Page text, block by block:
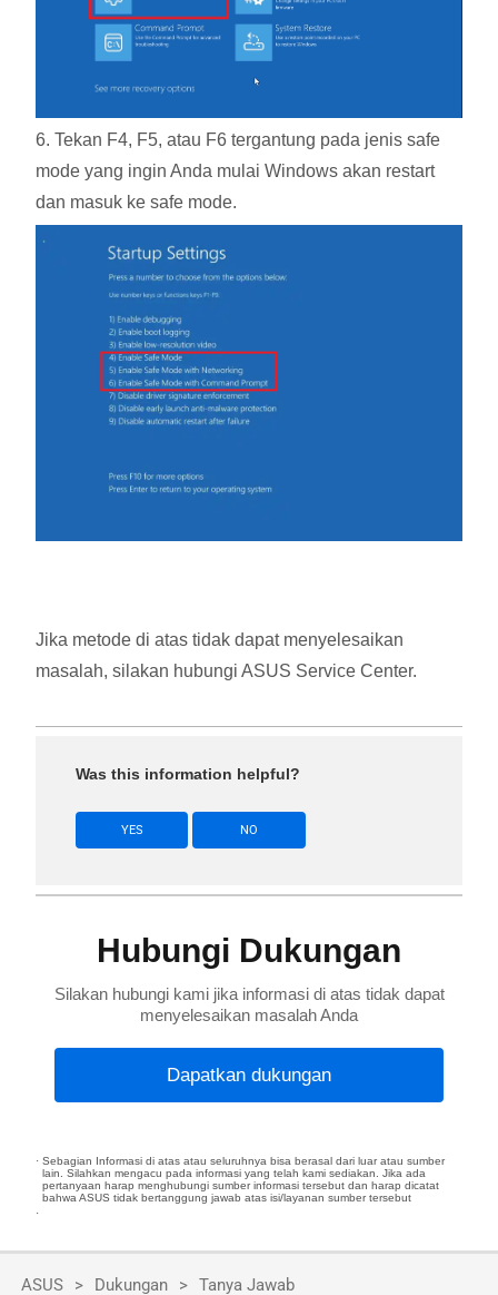
6. Tekan F4, F5, atau F6 tergantung pada jenis safe
mode yang ingin Anda mulai Windows akan restart
dan masuk ke safe mode.
Jika metode di atas tidak dapat menyelesaikan
masalah, silakan hubungi ASUS Service Center.
Was this information helpful?
YES NO
Hubungi Dukungan
Silakan hubungi kami jika informasi di atas tidak dapat
menyelesaikan masalah Anda
Dapatkan dukungan
Sebagian Informasi di atas atau seluruhnya bisa berasal dari luar atau sumber
lain. Silahkan mengacu pada informasi yang telah kami sediakan. Jika ada
pertanyaan harap menghubungi sumber informasi tersebut dan harap dicatat
bahwa ASUS tidak bertanggung jawab atas isi/layanan sumber tersebut
ASUS Dukungan Tanya Jawab